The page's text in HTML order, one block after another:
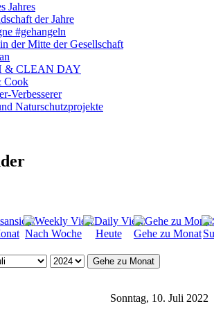
Jahres
der Jahre
#gehangeln
der Mitte der Gesellschaft
& CLEAN DAY
Cook
Verbesserer
Naturschutzprojekte
Nach Woche Heute Gehe zu Monat
Gehe zu Monat
Sonntag, 10. Juli 2022